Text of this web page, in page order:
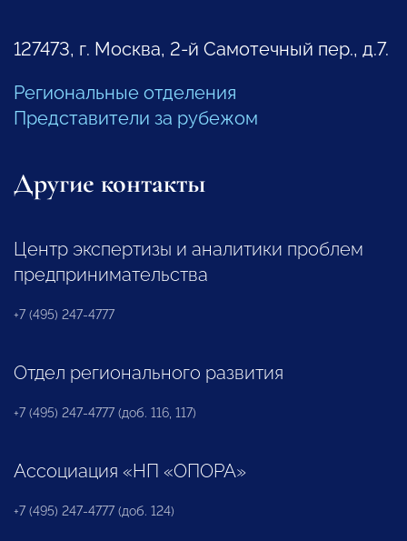
127473, г. Москва, 2-й Самотечный пер., д.7.
Региональные отделения
Представители за рубежом
Другие контакты
Центр экспертизы и аналитики проблем
предпринимательства
+7 (495) 247-4777
Отдел регионального развития
+7 (495) 247-4777 (доб. 116, 117)
Ассоциация «НП «ОПОРА»
+7 (495) 247-4777 (доб. 124)